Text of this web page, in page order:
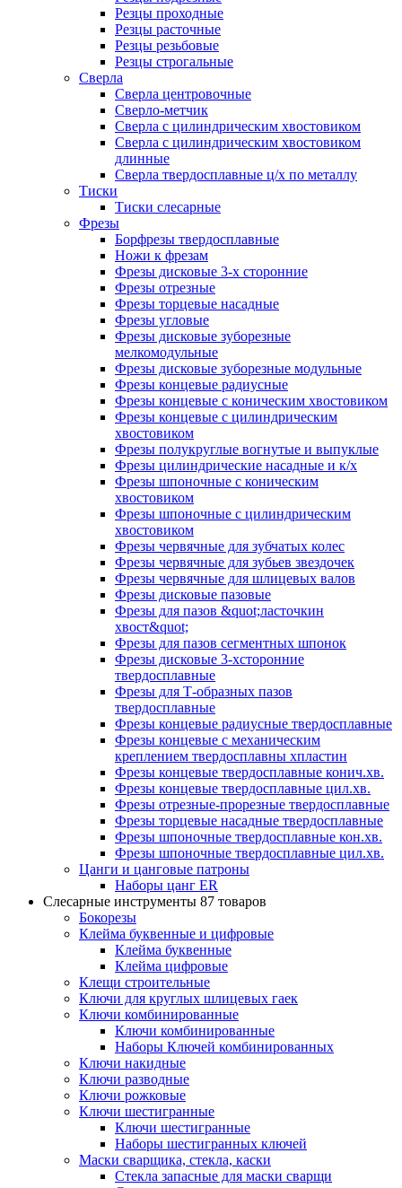
Резцы проходные
Резцы расточные
Резцы резьбовые
Резцы строгальные
Сверла
Сверла центровочные
Сверло-метчик
Сверла с цилиндрическим хвостовиком
Сверла с цилиндрическим хвостовиком
длинные
Сверла твердосплавные ц/х по металлу
Тиски
Тиски слесарные
Фрезы
Борфрезы твердосплавные
Ножи к фрезам
Фрезы дисковые 3-х сторонние
Фрезы отрезные
Фрезы торцевые насадные
Фрезы угловые
Фрезы дисковые зуборезные
мелкомодульные
Фрезы дисковые зуборезные модульные
Фрезы концевые радиусные
Фрезы концевые с коническим хвостовиком
Фрезы концевые с цилиндрическим
хвостовиком
Фрезы полукруглые вогнутые и выпуклые
Фрезы цилиндрические насадные и к/х
Фрезы шпоночные с коническим
хвостовиком
Фрезы шпоночные с цилиндрическим
хвостовиком
Фрезы червячные для зубчатых колес
Фрезы червячные для зубьев звездочек
Фрезы червячные для шлицевых валов
Фрезы дисковые пазовые
Фрезы для пазов &quot;ласточкин
хвост&quot;
Фрезы для пазов сегментных шпонок
Фрезы дисковые 3-хсторонние
твердосплавные
Фрезы для Т-образных пазов
твердосплавные
Фрезы концевые радиусные твердосплавные
Фрезы концевые с механическим
креплением твердосплавны хпластин
Фрезы концевые твердосплавные конич.хв.
Фрезы концевые твердосплавные цил.хв.
Фрезы отрезные-прорезные твердосплавные
Фрезы торцевые насадные твердосплавные
Фрезы шпоночные твердосплавные кон.хв.
Фрезы шпоночные твердосплавные цил.хв.
Цанги и цанговые патроны
Наборы цанг ER
Слесарные инструменты 87 товаров
Бокорезы
Клейма буквенные и цифровые
Клейма буквенные
Клейма цифровые
Клещи строительные
Ключи для круглых шлицевых гаек
Ключи комбинированные
Ключи комбинированные
Наборы Ключей комбинированных
Ключи накидные
Ключи разводные
Ключи рожковые
Ключи шестигранные
Ключи шестигранные
Наборы шестигранных ключей
Маски сварщика, стекла, каски
Стекла запасные для маски сварщи